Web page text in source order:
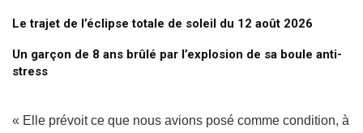
Le trajet de l’éclipse totale de soleil du 12 août 2026
Un garçon de 8 ans brûlé par l’explosion de sa boule anti-
stress
« Elle prévoit ce que nous avions posé comme condition, à